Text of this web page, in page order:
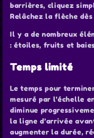
barrières, cliquez
Relâchez la flèche
Il y a de nombreux
: étoiles, fruits et
Temps limité
Le temps pour
mesuré par l’échelle
diminue
la ligne d’arrivée
augmenter la durée,